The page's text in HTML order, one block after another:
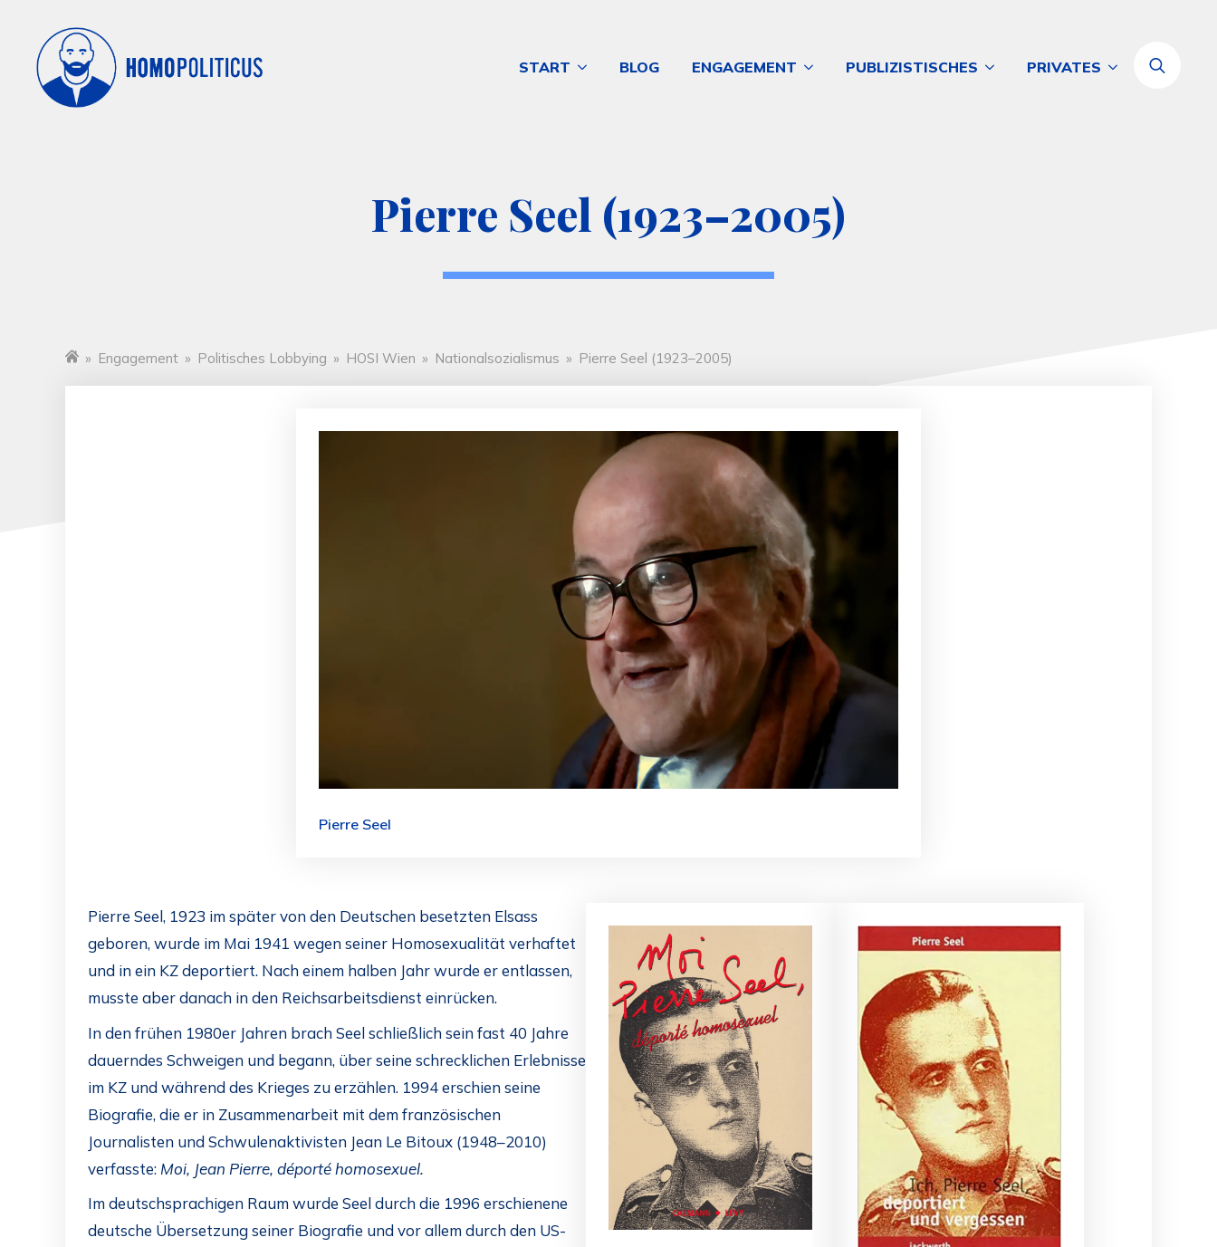
START BLOG ENGAGEMENT PUBLIZISTISCHES PRIVATES
Pierre Seel (1923–2005)
» Engagement » Politisches Lobbying » HOSI Wien » Nationalsozialismus » Pierre Seel (1923–2005)
Pierre Seel
Pierre Seel, 1923 im später von den Deutschen besetzten Elsass
geboren, wurde im Mai 1941 wegen seiner Homosexualität verhaftet
und in ein KZ deportiert. Nach einem halben Jahr wurde er entlassen,
musste aber danach in den Reichsarbeitsdienst einrücken.
In den frühen 1980er Jahren brach Seel schließlich sein fast 40 Jahre
dauerndes Schweigen und begann, über seine schrecklichen Erlebnisse
im KZ und während des Krieges zu erzählen. 1994 erschien seine
Biografie, die er in Zusammenarbeit mit dem französischen
Journalisten und Schwulenaktivisten Jean Le Bitoux (1948–2010)
verfasste: Moi, Jean Pierre, déporté homosexuel.
Im deutschsprachigen Raum wurde Seel durch die 1996 erschienene
deutsche Übersetzung seiner Biografie und vor allem durch den US-